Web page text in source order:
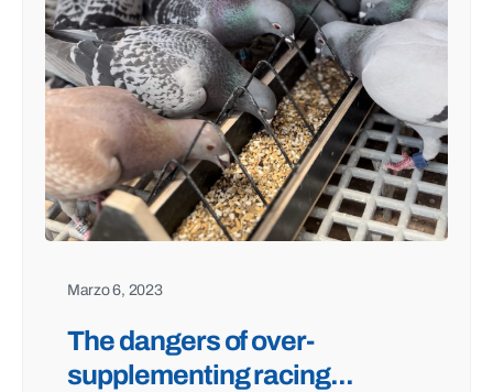
Marzo 6, 2023
The dangers of over-
supplementing racing...